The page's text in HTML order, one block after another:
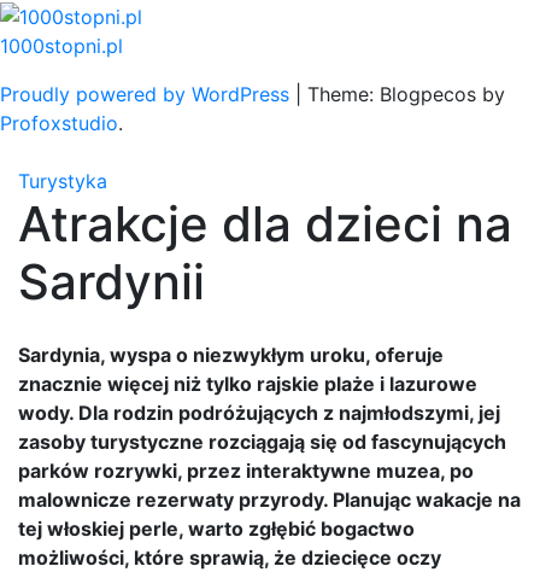
Skip
to
1000stopni.pl
Proudly powered by WordPress
Theme: Blogpecos by
Profoxstudio.
Turystyka
Atrakcje dla dzieci na
Sardynii
Sardynia, wyspa o niezwykłym uroku, oferuje
znacznie więcej niż tylko rajskie plaże i lazurowe
wody. Dla rodzin podróżujących z najmłodszymi, jej
zasoby turystyczne rozciągają się od fascynujących
parków rozrywki, przez interaktywne muzea, po
malownicze rezerwaty przyrody. Planując wakacje na
tej włoskiej perle, warto zgłębić bogactwo
możliwości, które sprawią, że dziecięce oczy